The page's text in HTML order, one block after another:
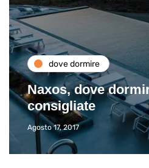
dove dormire
Naxos, dove
consigliate
Agosto 17, 2017